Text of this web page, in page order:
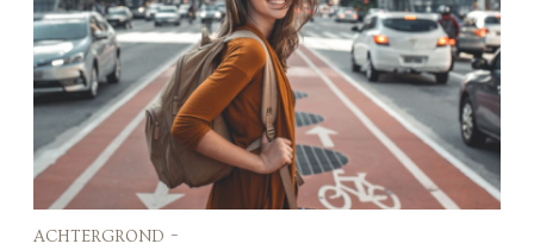
achtergrond -